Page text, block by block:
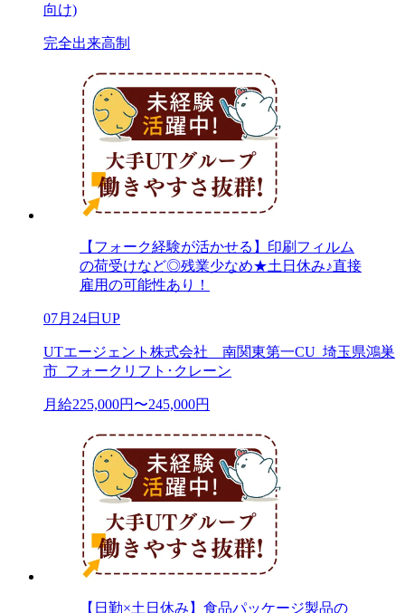
向け)
完全出来高制
【フォーク経験が活かせる】印刷フィルム
の荷受けなど◎残業少なめ★土日休み♪直接
雇用の可能性あり！
07月24日UP
UTエージェント株式会社 南関東第一CU_埼玉県鴻巣
市_フォークリフト･クレーン
月給225,000円〜245,000円
【日勤×土日休み】食品パッケージ製品の